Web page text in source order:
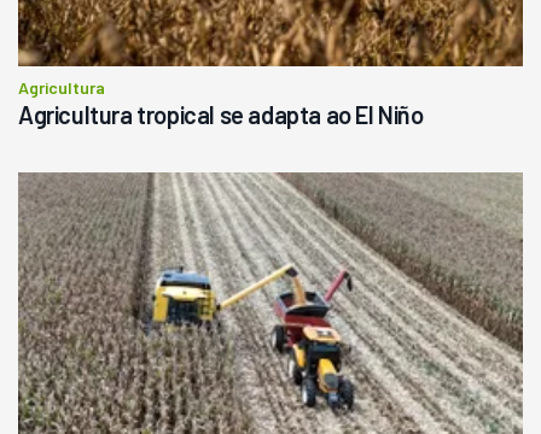
Agricultura
Agricultura tropical se adapta ao El Niño